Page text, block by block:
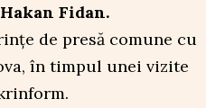
Fidan.
de presă comune cu
în timpul unei vizite